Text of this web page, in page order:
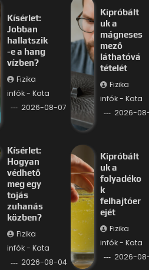
Kísérlet:
Jobban
hallatszik
-e a hang
vízben?
Fizika
infók - Kata
2026-08-07
Kipróbált
uk a
mágneses
mező
láthatóvá
tételét
Fizika
infók - Kata
2026-
Kísérlet:
Hogyan
védhető
meg egy
tojás
zuhanás
közben?
Fizika
infók - Kata
2026-08-04
Kipróbált
uk a
folyadéko
k
felhajtóer
ejét
Fizika
infók - Kata
2026-